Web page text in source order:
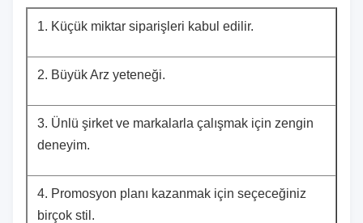
1. Küçük miktar siparişleri kabul edilir.
2. Büyük Arz yeteneği.
3. Ünlü şirket ve markalarla çalışmak için zengin
deneyim.
4. Promosyon planı kazanmak için seçeceğiniz
birçok stil.